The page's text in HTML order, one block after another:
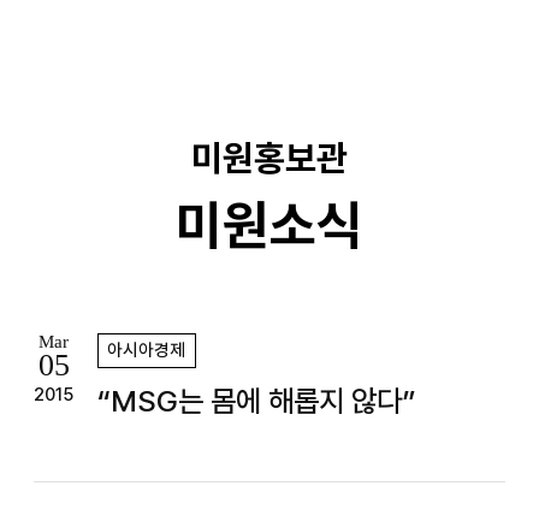
미원홍보관
미원소식
Mar
05
2015
아시아경제
“MSG는 몸에 해롭지 않다”